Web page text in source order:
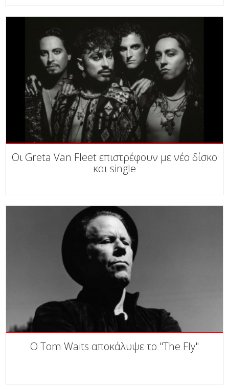
Οι Greta Van Fleet επιστρέφουν με νέο δίσκο
και single
Ο Tom Waits αποκάλυψε το "The Fly"